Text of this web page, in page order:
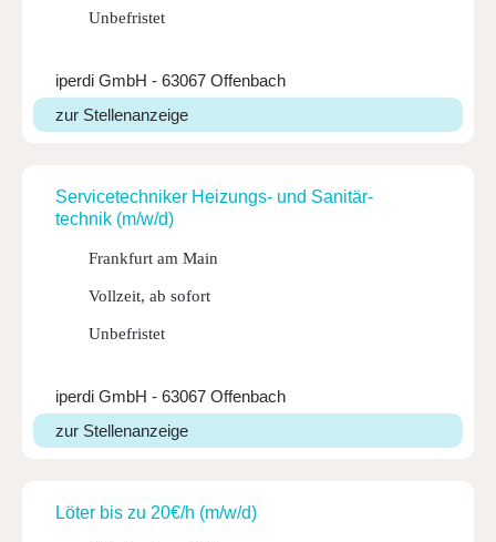
Unbefristet
iperdi GmbH - 63067 Offenbach
zur Stellenanzeige
Service­tech­niker Heizungs- und Sani­tär­
technik (m/w/d)
Frankfurt am Main
Vollzeit, ab sofort
Unbefristet
iperdi GmbH - 63067 Offenbach
zur Stellenanzeige
Löter bis zu 20€/h (m/w/d)